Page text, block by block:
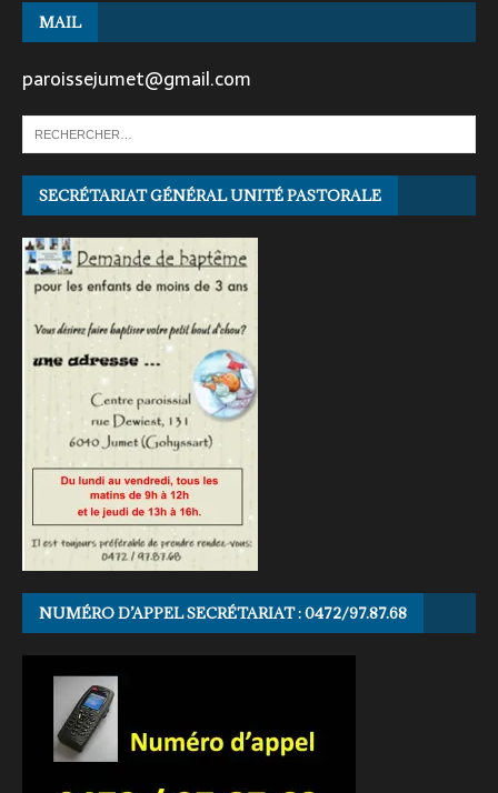
MAIL
paroissejumet@gmail.com
SECRÉTARIAT GÉNÉRAL UNITÉ PASTORALE
NUMÉRO D’APPEL SECRÉTARIAT : 0472/97.87.68